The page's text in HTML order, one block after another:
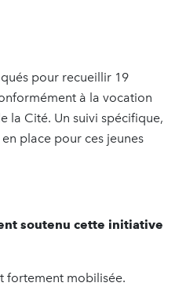
pour recueillir 19
à la vocation
la Cité. Un suivi spécifique,
place pour ces jeunes
soutenu cette initiative
fortement mobilisée.